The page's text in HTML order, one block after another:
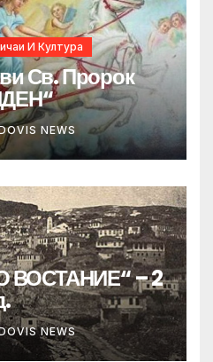
И Култура
Св. Пророк
NEWS
ВОСТАНИЕ“ – 2
NEWS